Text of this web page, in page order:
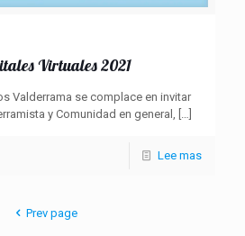
Virtuales 2021
Valderrama se complace en invitar
y Comunidad en general, […]
Lee mas
Prev page